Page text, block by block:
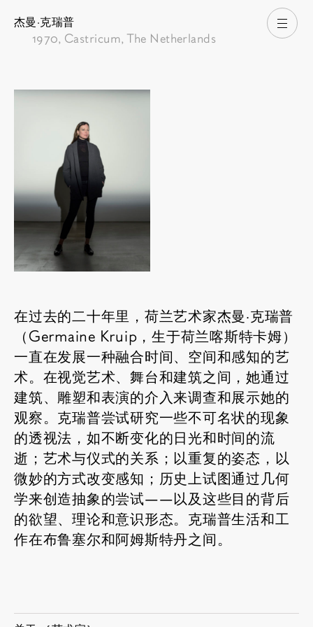
打
杰曼·克瑞普
1970, Castricum, The Netherlands
在过去的二十年里，荷兰艺术家杰曼·克瑞普
（Germaine Kruip，生于荷兰喀斯特卡姆）
一直在发展一种融合时间、空间和感知的艺
术。在视觉艺术、舞台和建筑之间，她通过
建筑、雕塑和表演的介入来调查和展示她的
观察。克瑞普尝试研究一些不可名状的现象
的透视法，如不断变化的日光和时间的流
逝；艺术与仪式的关系；以重复的姿态，以
微妙的方式改变感知；历史上试图通过几何
学来创造抽象的尝试——以及这些目的背后
的欲望、理论和意识形态。克瑞普生活和工
作在布鲁塞尔和阿姆斯特丹之间。